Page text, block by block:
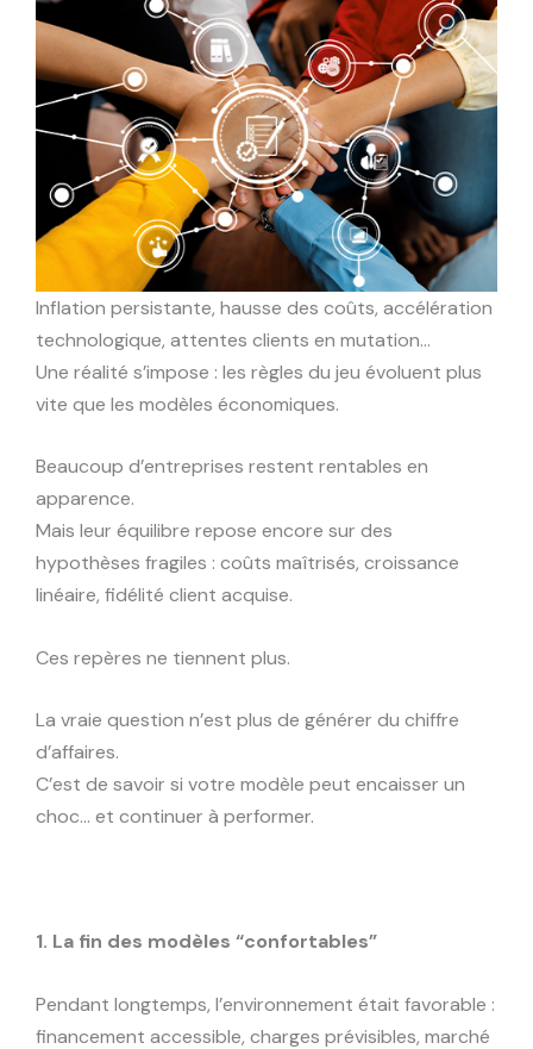
Inflation persistante, hausse des coûts, accélération
technologique, attentes clients en mutation…
Une réalité s’impose : les règles du jeu évoluent plus
vite que les modèles économiques.
Beaucoup d’entreprises restent rentables en
apparence.
Mais leur équilibre repose encore sur des
hypothèses fragiles : coûts maîtrisés, croissance
linéaire, fidélité client acquise.
Ces repères ne tiennent plus.
La vraie question n’est plus de générer du chiffre
d’affaires.
C’est de savoir si votre modèle peut encaisser un
choc… et continuer à performer.
1. La fin des modèles “confortables”
Pendant longtemps, l’environnement était favorable :
financement accessible, charges prévisibles, marché